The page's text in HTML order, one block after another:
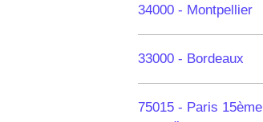
34000 - Montpellier
33000 - Bordeaux
75015 - Paris 15ème